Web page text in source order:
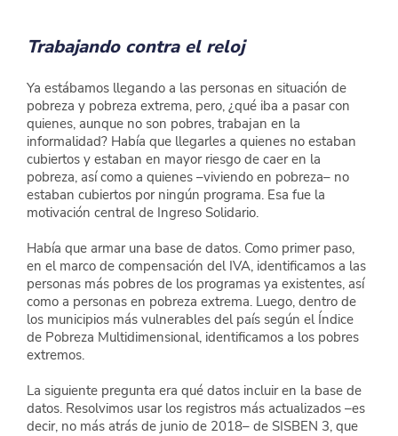
Trabajando contra el reloj
Ya estábamos llegando a las personas en situación de
pobreza y pobreza extrema, pero, ¿qué iba a pasar con
quienes, aunque no son pobres, trabajan en la
informalidad? Había que llegarles a quienes no estaban
cubiertos y estaban en mayor riesgo de caer en la
pobreza, así como a quienes –viviendo en pobreza– no
estaban cubiertos por ningún programa. Esa fue la
motivación central de Ingreso Solidario.
Había que armar una base de datos. Como primer paso,
en el marco de compensación del IVA, identificamos a las
personas más pobres de los programas ya existentes, así
como a personas en pobreza extrema. Luego, dentro de
los municipios más vulnerables del país según el Índice
de Pobreza Multidimensional, identificamos a los pobres
extremos.
La siguiente pregunta era qué datos incluir en la base de
datos. Resolvimos usar los registros más actualizados –es
decir, no más atrás de junio de 2018– de SISBEN 3, que